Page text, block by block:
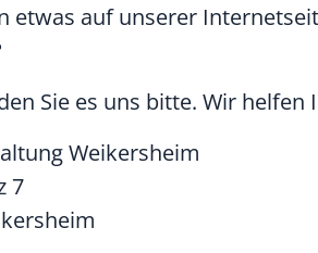
etwas auf unserer
Sie es uns bitte. Wir helfen
Weikersheim
7